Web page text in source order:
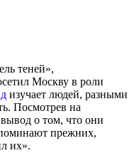
теней»,
Москву в роли
изучает людей, разными
Посмотрев на
вывод о том, что они
прежних,
их».